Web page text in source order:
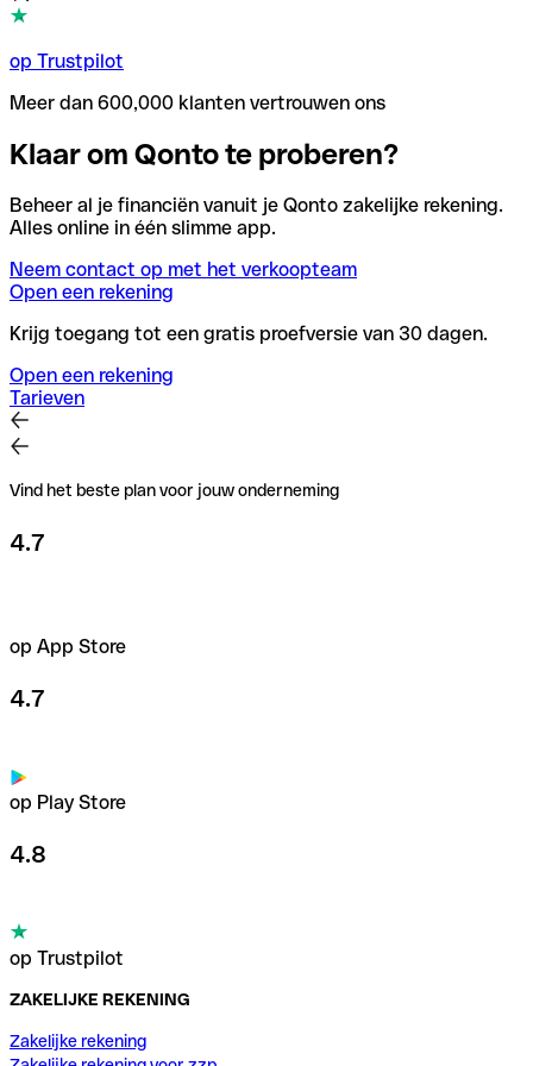
op Trustpilot
Meer dan 600,000 klanten vertrouwen ons
Klaar om Qonto te proberen?
Beheer al je financiën vanuit je Qonto zakelijke rekening.
Alles online in één slimme app.
Neem contact op met het verkoopteam
Open een rekening
Krijg toegang tot een gratis proefversie van 30 dagen.
Open een rekening
Tarieven
Vind het beste plan voor jouw onderneming
4.7
op App Store
4.7
op Play Store
4.8
op Trustpilot
ZAKELIJKE REKENING
Zakelijke rekening